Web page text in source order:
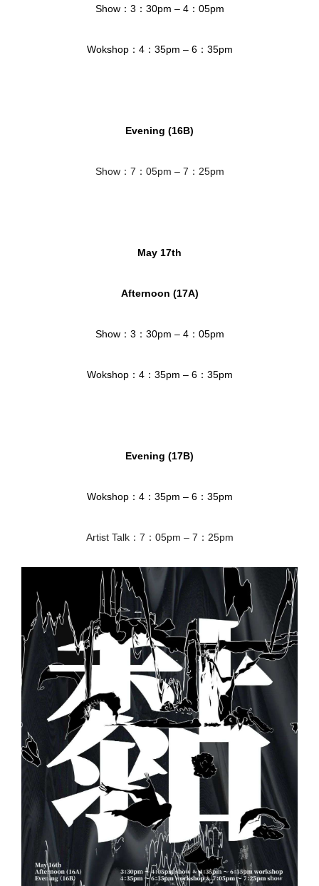
Show：3：30pm – 4：05pm
Wokshop：4：35pm – 6：35pm
Evening (16B)
Show：7：05pm – 7：25pm
May 17th
Afternoon (17A)
Show：3：30pm – 4：05pm
Wokshop：4：35pm – 6：35pm
Evening (17B)
Wokshop： 4： 35pm – 6： 35pm
Artist Talk：7：05pm – 7：25pm